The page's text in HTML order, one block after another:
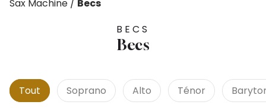
Sax Machine / Becs
BECS
Becs
Tout Soprano Alto Ténor